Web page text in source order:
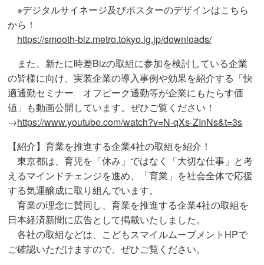
※デジタルサイネージ及びポスターのデザインはこちら
から！
https://smooth-biz.metro.tokyo.lg.jp/downloads/
また、新たに時差Bizの取組に参加を検討している企業
の皆様に向け、実装企業の導入事例や効果を紹介する「快
適通勤セミナー オフピーク通勤等が企業にもたらす価
値」も動画公開しています。ぜひご覧ください！
→https://www.youtube.com/watch?v=N-qXs-ZInNs&t=3s
【紹介】育業を推進する企業4社の取組を紹介！
東京都は、育児を「休み」ではなく「大切な仕事」と考
えるマインドチェンジを進め、「育業」を社会全体で応援
する気運醸成に取り組んでいます。
育業の理念に賛同し、育業を推進する企業4社の取組を
日本経済新聞に広告として掲載いたしました。
各社の取組などは、こどもスマイルムーブメントHPで
ご確認いただけますので、ぜひご覧ください。